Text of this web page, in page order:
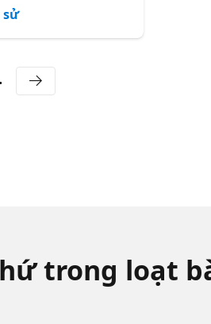
sử
trong loạt